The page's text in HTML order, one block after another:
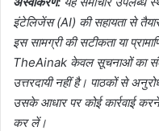
इंटेलिजेंस (AI) की सहायता से
इस सामग्री की सटीकता या
TheAinak केवल सूचनाओं का
उत्तरदायी नहीं है। पाठकों से
उसके आधार पर कोई कार्रवाई
कर लें।